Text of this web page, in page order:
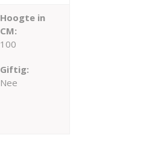
Hoogte in
CM:
100
Giftig:
Nee